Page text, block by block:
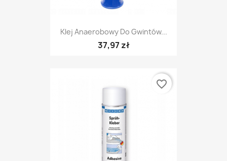
Klej Anaerobowy Do Gwintów...
37,97 zł
favorite_border